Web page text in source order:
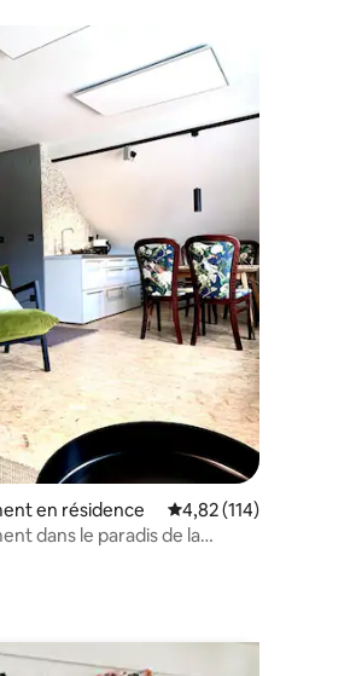
la base de 22 commentaires : 4,95 sur 5
en résidence Évaluation moyenne
4,82 (114)
dans le paradis de la
et du plein air de Veitsch